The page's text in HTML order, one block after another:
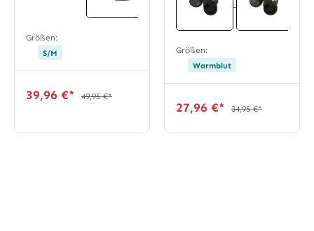
Größen:
S/M
39,96 €* 49,95 €*
Größen:
Warmblut
27,96 €* 34,95 €*